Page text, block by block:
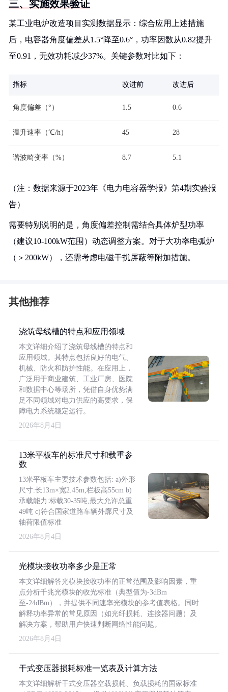
三、实施效果验证
某工业电炉改造项目实测数据显示：综合应用上述措施
后，电容器角度偏差从1.5°降至0.6°，功率因数从0.82提升
至0.91，无效功耗减少37%。关键参数对比如下：
指标 改进前 改进后
角度偏差（°） 1.5 0.6
温升速率（℃/h） 45 28
谐波畸变率（%） 8.7 5.1
（注：数据来源于2023年《电力电容器学报》第4期实验报
告）
需要特别说明的是，角度偏差控制需结合具体炉型功率
（建议10-100kW范围）动态调整方案。对于大功率电弧炉
（＞200kW），还需考虑电磁干扰屏蔽等附加措施。
其他推荐
浇筑母线槽的特点和应用领域
本文详细介绍了浇筑母线槽的特点和
应用领域。其特点包括良好的电气、
机械、防火和防护性能。在应用上，
广泛用于商业建筑、工业厂房、医院
和数据中心等场所，凭借自身优势满
足不同领域对电力供应的高要求，保
障电力系统稳定运行。
2026年8月4日
13米平板车的标准尺寸和载重参
数
13米平板车主要技术参数包括: a)外形
尺寸:长13m×宽2.45m,栏板高55cm b)
承载能力:标载30-35吨,最大允许总重
49吨 c)符合国家道路车辆外廓尺寸及
轴荷限值标准
2026年8月4日
光模块接收功率多少是正常
本文详细解答光模块接收功率的正常范围及影响因素，重
点分析千兆光模块的收光标准（典型值为-3dBm
至-24dBm），并提供不同速率光模块的参考值表格。同时
解释功率异常的常见原因（如光纤损耗、连接器问题）及
解决方案，帮助用户快速判断网络性能问题。
2026年8月4日
干式变压器损耗标准一览表及计算方法
本文详细解析干式变压器空载损耗、负载损耗的国家标准